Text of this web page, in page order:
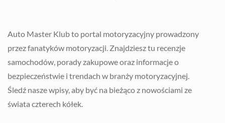
Auto Master Klub to portal motoryzacyjny prowadzony
przez fanatyków motoryzacji. Znajdziesz tu recenzje
samochodów, porady zakupowe oraz informacje o
bezpieczeństwie i trendach w branży motoryzacyjnej.
Śledź nasze wpisy, aby być na bieżąco z nowościami ze
świata czterech kółek.